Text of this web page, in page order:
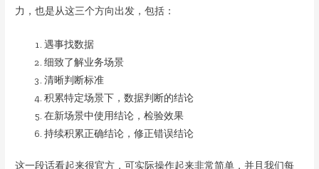
力，也是从这三个方向出发，包括：
遇事找数据
细致了解业务场景
清晰判断标准
积累特定场景下，数据判断的结论
在新场景中使用结论，检验效果
持续积累正确结论，修正错误结论
这一段话看起来很官方，可实际操作起来非常简单，并且我们每